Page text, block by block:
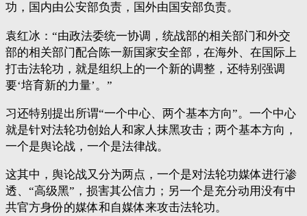
功，国内由公安部负责，国外由国安部负责。
袁红冰：“由政法委统一协调，统战部的相关部门和外交
部的相关部门配合陈一新国家安全部，在海外、在国际上
打击法轮功，就是组织上的一个新的调整，还特别强调
要‘培育新的力量’。”
习还特别提出所谓“一个中心、两个基本方向”。一个中心
就是针对法轮功创始人和家人抹黑攻击；两个基本方向，
一个是舆论战，一个是法律战。
这其中，舆论战又分为两点，一个是对法轮功媒体进行渗
透、“高级黑”，损害其公信力；另一个是充分动用没有中
共官方身份的媒体和自媒体来攻击法轮功。